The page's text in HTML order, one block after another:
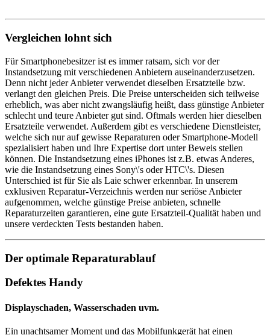
Vergleichen lohnt sich
Für Smartphonebesitzer ist es immer ratsam, sich vor der
Instandsetzung mit verschiedenen Anbietern auseinanderzusetzen.
Denn nicht jeder Anbieter verwendet dieselben Ersatzteile bzw.
verlangt den gleichen Preis. Die Preise unterscheiden sich teilweise
erheblich, was aber nicht zwangsläufig heißt, dass günstige Anbieter
schlecht und teure Anbieter gut sind. Oftmals werden hier dieselben
Ersatzteile verwendet. Außerdem gibt es verschiedene Dienstleister,
welche sich nur auf gewisse Reparaturen oder Smartphone-Modell
spezialisiert haben und Ihre Expertise dort unter Beweis stellen
können. Die Instandsetzung eines iPhones ist z.B. etwas Anderes,
wie die Instandsetzung eines Sony\'s oder HTC\'s. Diesen
Unterschied ist für Sie als Laie schwer erkennbar. In unserem
exklusiven Reparatur-Verzeichnis werden nur seriöse Anbieter
aufgenommen, welche günstige Preise anbieten, schnelle
Reparaturzeiten garantieren, eine gute Ersatzteil-Qualität haben und
unsere verdeckten Tests bestanden haben.
Der optimale Reparaturablauf
Defektes Handy
Displayschaden, Wasserschaden uvm.
Ein unachtsamer Moment und das Mobilfunkgerät hat einen